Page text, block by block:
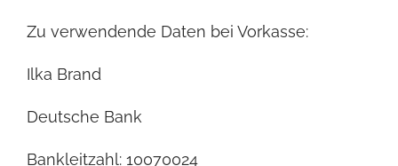
Zu verwendende Daten bei Vorkasse:
Ilka Brand
Deutsche Bank
Bankleitzahl: 10070024